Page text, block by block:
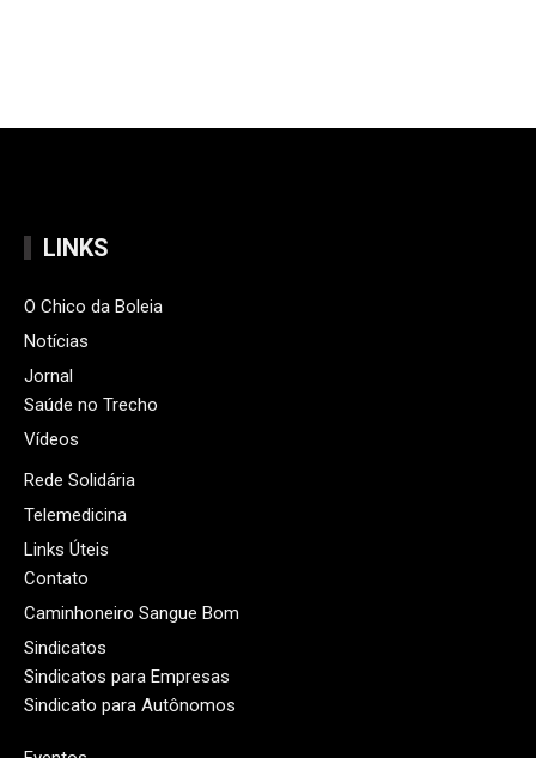
LINKS
O Chico da Boleia
Notícias
Jornal
Saúde no Trecho
Vídeos
Rede Solidária
Telemedicina
Links Úteis
Contato
Caminhoneiro Sangue Bom
Sindicatos
Sindicatos para Empresas
Sindicato para Autônomos